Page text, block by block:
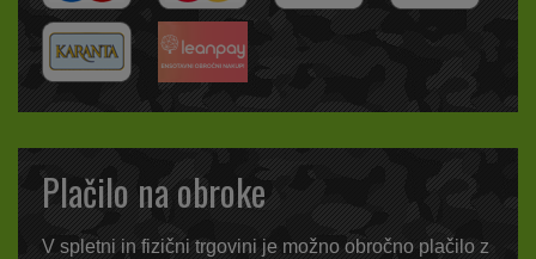
Plačilo na obroke
V spletni in fizični trgovini je možno obročno plačilo z